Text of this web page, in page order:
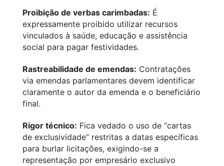
Proibição de verbas carimbadas: É
expressamente proibido utilizar recursos
vinculados à saúde, educação e assistência
social para pagar festividades.
Rastreabilidade de emendas: Contratações
via emendas parlamentares devem identificar
claramente o autor da emenda e o beneficiário
final.
Rigor técnico: Fica vedado o uso de “cartas
de exclusividade” restritas a datas específicas
para burlar licitações, exigindo-se a
representação por empresário exclusivo